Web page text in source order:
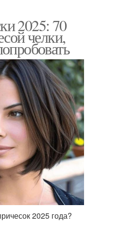
2025: 70
челки,
2025 года?